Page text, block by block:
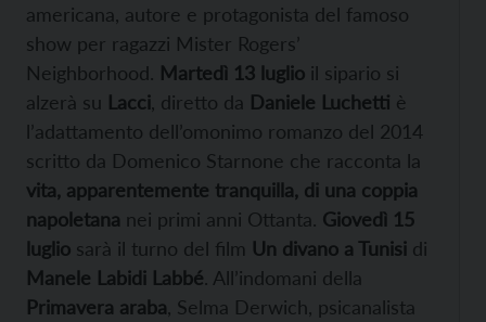
americana, autore e protagonista del famoso
show per ragazzi Mister Rogers’
Neighborhood. Martedì 13 luglio il sipario si
alzerà su Lacci , diretto da Daniele Luchetti è
l’adattamento dell’omonimo romanzo del 2014
scritto da Domenico Starnone che racconta la
vita, apparentemente tranquilla, di una coppia
napoletana nei primi anni Ottanta. Giovedì 15
luglio sarà il turno del film Un divano a Tunisi di
Manele Labidi Labbé. All’indomani della
Primavera araba , Selma Derwich, psicanalista